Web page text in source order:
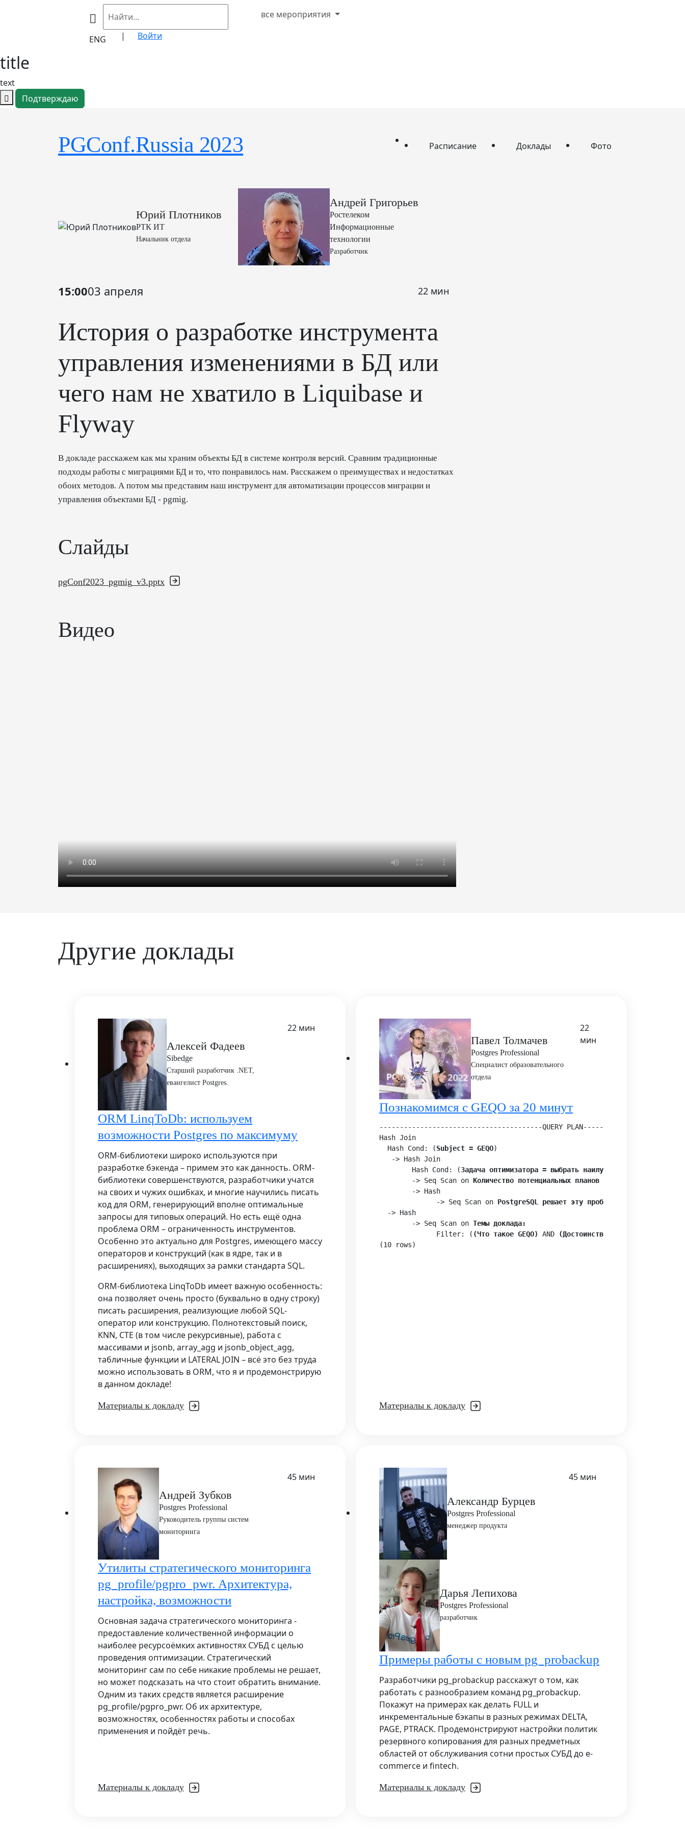
все мероприятия
ENG | Войти
title
text
Подтверждаю
PGConf.Russia 2023 Расписание Доклады Фото
Юрий Плотников
РТК ИТ
Начальник отдела
Андрей Григорьев
Ростелеком
Информационные
технологии
Разработчик
15:0003 апреля 22 мин
История о разработке инструмента
управления изменениями в БД или
чего нам не хватило в Liquibase и
Flyway
В докладе расскажем как мы храним объекты БД в системе контроля версий. Сравним традиционные
подходы работы с миграциями БД и то, что понравилось нам. Расскажем о преимуществах и недостатках
обоих методов. А потом мы представим наш инструмент для автоматизации процессов миграции и
управления объектами БД - pgmig.
Слайды
pgConf2023_pgmig_v3.pptx
Видео
Другие доклады
Алексей Фадеев
Sibedge
Старший разработчик .NET,
евангелист Postgres.
22 мин
ORM LinqToDb: используем
возможности Postgres по максимуму
ORM-библиотеки широко используются при
разработке бэкенда – примем это как данность. ORM-
библиотеки совершенствуются, разработчики учатся
на своих и чужих ошибках, и многие научились писать
код для ORM, генерирующий вполне оптимальные
запросы для типовых операций. Но есть ещё одна
проблема ORM – ограниченность инструментов.
Особенно это актуально для Postgres, имеющего массу
операторов и конструкций (как в ядре, так и в
расширениях), выходящих за рамки стандарта SQL.
ORM-библиотека LinqToDb имеет важную особенность:
она позволяет очень просто (буквально в одну строку)
писать расширения, реализующие любой SQL-
оператор или конструкцию. Полнотекстовый поиск,
KNN, CTE (в том числе рекурсивные), работа с
массивами и jsonb, array_agg и jsonb_object_agg,
табличные функции и LATERAL JOIN – всё это без труда
можно использовать в ORM, что я и продемонстрирую
в данном докладе!
Материалы к докладу
Павел Толмачев
Postgres Professional
Специалист образовательного
отдела
22
мин
Познакомимся с GEQO за 20 минут
----------------------------------------QUERY
Hash Join
Hash Cond: (Subject = GEQO)
-> Hash Join
Hash Cond: (Задача оптимизатора = выбрать наилучший план
-> Seq Scan on Количество потенциальных планов экспоненциально
-> Hash
              -> Seq Scan on
PostgreSQL решает эту проблему с помощью
-> Hash
-> Seq Scan on Темы доклада:
Filter: ( (Что такое GEQO) AND (Достоинства и недостатки)
Материалы к докладу
Андрей Зубков
Postgres Professional
Руководитель группы систем
мониторинга
45 мин
Утилиты стратегического мониторинга
pg_profile/pgpro_pwr. Архитектура,
настройка, возможности
Основная задача стратегического мониторинга -
предоставление количественной информации о
наиболее ресурсоёмких активностях СУБД с целью
проведения оптимизации. Стратегический
мониторинг сам по себе никакие проблемы не решает,
но может подсказать на что стоит обратить внимание.
Одним из таких средств является расширение
pg_profile/pgpro_pwr. Об их архитектуре,
возможностях, особенностях работы и способах
применения и пойдёт речь.
Материалы к докладу
Александр Бурцев
Postgres Professional
менеджер продукта
Дарья Лепихова
Postgres Professional
разработчик
45 мин
Примеры работы с новым pg_probackup
Разработчики pg_probackup расскажут о том, как
работать с разнообразием команд pg_probackup.
Покажут на примерах как делать FULL и
инкрементальные бэкапы в разных режимах DELTA,
PAGE, PTRACK. Продемонстрируют настройки политик
резервного копирования для разных предметных
областей от обслуживания сотни простых СУБД до e-
commerce и fintech.
Материалы к докладу